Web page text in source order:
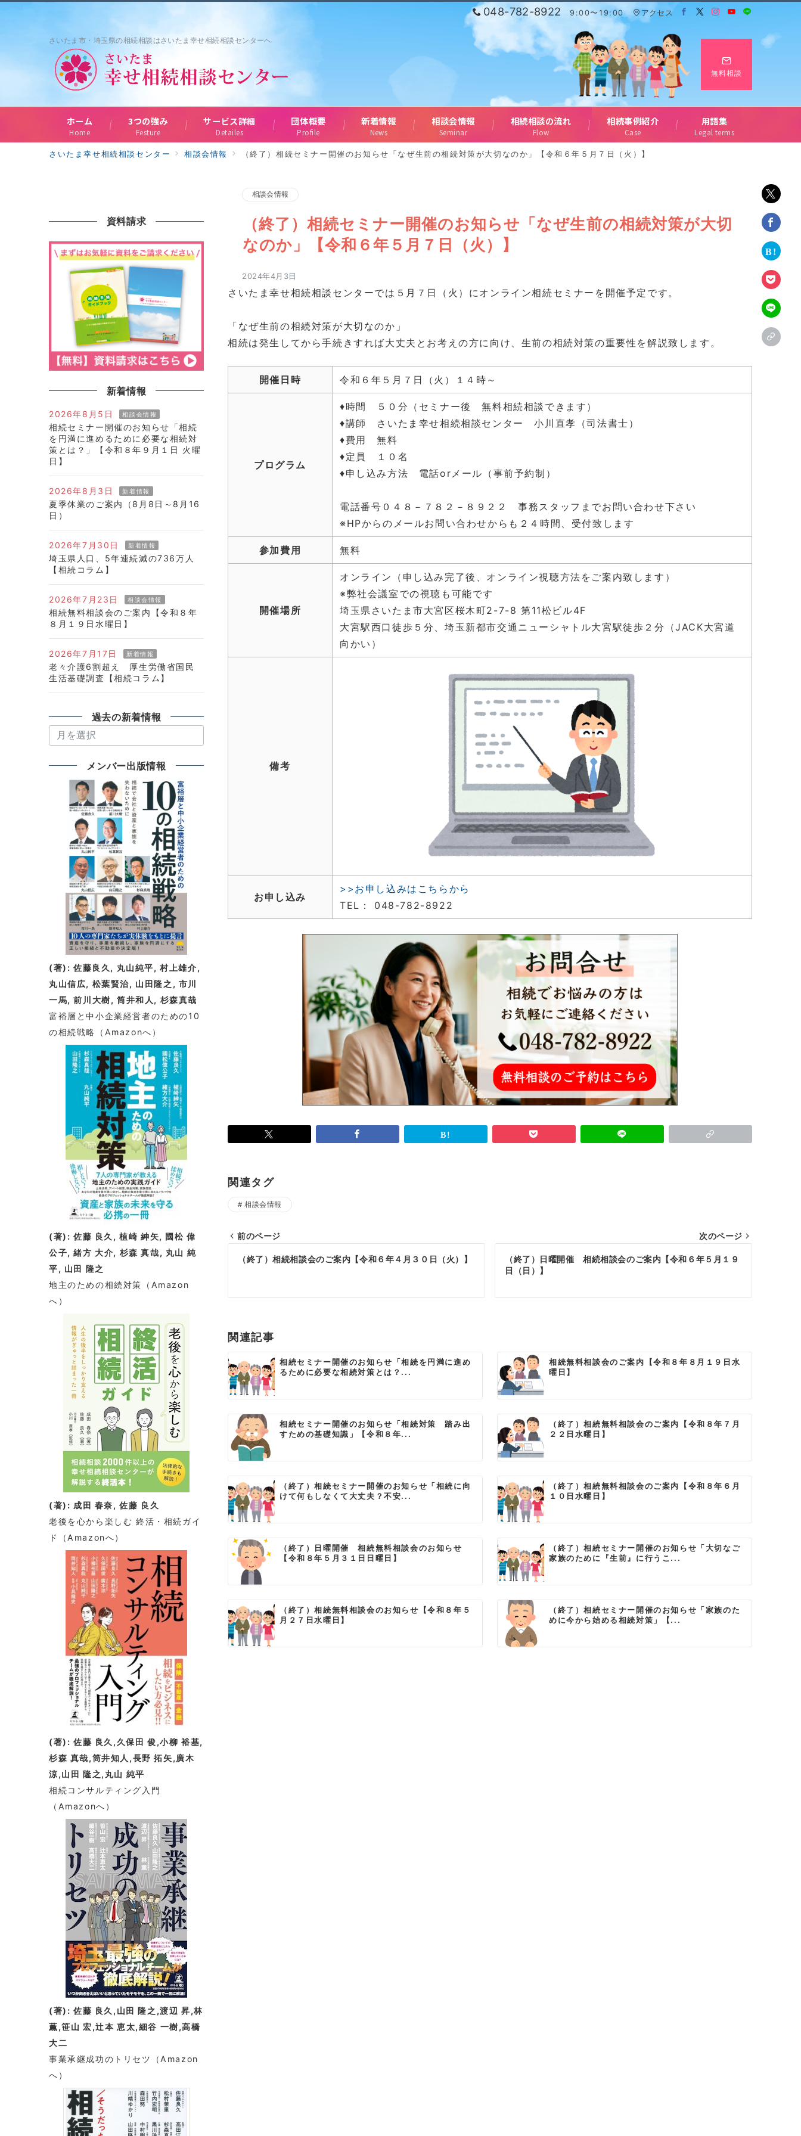
048-782-8922 9:00〜19:00 アクセス
さいたま市・埼玉県の相続相談はさいたま幸せ相続相談センターへ
無料相談
ホーム
Home
3つの強み
Festure
サービス詳細
Detailes
団体概要
Profile
新着情報
News
相談会情報
Seminar
相続相談の流れ
Flow
相続事例紹介
Case
用語集
Legal terms
さいたま幸せ相続相談センター 相談会情報 （終了）相続セミナー開催のお知らせ「なぜ生前の相続対策が大切なのか」【令和６年５月７日（火）】
相談会情報
（終了）相続セミナー開催のお知らせ「なぜ生前の相続対策が大切
なのか」【令和６年５月７日（火）】
2024年4月3日
さいたま幸せ相続相談センターでは５月７日（火）にオンライン相続セミナーを開催予定です。
「なぜ生前の相続対策が大切なのか」
相続は発生してから手続きすれば大丈夫とお考えの方に向け、生前の相続対策の重要性を解説致します。
開催日時 令和６年５月７日（火）１４時～
プログラム
♦時間 ５０分（セミナー後 無料相続相談できます）
♦講師 さいたま幸せ相続相談センター 小川直孝（司法書士）
♦費用 無料
♦定員 １０名
♦申し込み方法 電話orメール（事前予約制）
電話番号０４８－７８２－８９２２ 事務スタッフまでお問い合わせ下さい
※HPからのメールお問い合わせからも２４時間、受付致します
参加費用 無料
開催場所
オンライン（申し込み完了後、オンライン視聴方法をご案内致します）
※弊社会議室での視聴も可能です
埼玉県さいたま市大宮区桜木町2-7-8 第11松ビル4F
大宮駅西口徒歩５分、埼玉新都市交通ニューシャトル大宮駅徒歩２分（JACK大宮道
向かい）
備考
お申し込み
>>お申し込みはこちらから
TEL： 048-782-8922
関連タグ
相談会情報
ナ
ゲ
ー
シ
ョ
ン
前のページ
（終了）相続相談会のご案内【令和６年４月３０日（火）】
次のページ
（終了）日曜開催 相続相談会のご案内【令和６年５月１９
日（日）】
関連記事
相続セミナー開催のお知らせ「相続を円満に進め
るために必要な相続対策とは？...
相続無料相談会のご案内【令和８年８月１９日水
曜日】
相続セミナー開催のお知らせ「相続対策 踏み出
すための基礎知識」【令和８年...
（終了）相続無料相談会のご案内【令和８年７月
２２日水曜日】
（終了）相続セミナー開催のお知らせ「相続に向
けて何もしなくて大丈夫？不安...
（終了）相続無料相談会のご案内【令和８年６月
１０日水曜日】
（終了）日曜開催 相続無料相談会のお知らせ
【令和８年５月３１日日曜日】
（終了）相続セミナー開催のお知らせ「大切なご
家族のために『生前』に行うこ...
（終了）相続無料相談会のお知らせ【令和８年５
月２７日水曜日】
（終了）相続セミナー開催のお知らせ「家族のた
めに今から始める相続対策」【...
資料請求
新着情報
2026年8月5日 相談会情報
相続セミナー開催のお知らせ「相続
を円満に進めるために必要な相続対
策とは？」【令和８年９月１日 火曜
日】
2026年8月3日 新着情報
夏季休業のご案内（8月8日～8月16
日）
2026年7月30日 新着情報
埼玉県人口、5年連続減の736万人
【相続コラム】
2026年7月23日 相談会情報
相続無料相談会のご案内【令和８年
８月１９日水曜日】
2026年7月17日 新着情報
老々介護6割超え 厚生労働省国民
生活基礎調査【相続コラム】
過去の新着情報
去
の
メンバー出版情報
(著): 佐藤良久, 丸山純平, 村上雄介,
丸山信広, 松葉賢治, 山田隆之, 市川
一馬, 前川大樹, 筒井和人, 杉森真哉
富裕層と中小企業経営者のための10
の相続戦略
（Amazonへ）
(著): 佐藤 良久, 植崎 紳矢, 國松 偉
公子, 緒方 大介, 杉森 真哉, 丸山 純
平, 山田 隆之
地主のための相続対策
（Amazon
へ）
(著): 成田 春奈, 佐藤 良久
老後を心から楽しむ 終活・相続ガイ
ド
（Amazonへ）
(著): 佐藤 良久,久保田 俊,小柳 裕基,
杉森 真哉,筒井知人,長野 拓矢,廣木
涼,山田 隆之,丸山 純平
相続コンサルティング入門
（Amazonへ）
(著): 佐藤 良久,山田 隆之,渡辺 昇,林
薫,笹山 宏,辻本 恵太,細谷 一樹,高橋
大二
事業承継成功のトリセツ
（Amazon
へ）